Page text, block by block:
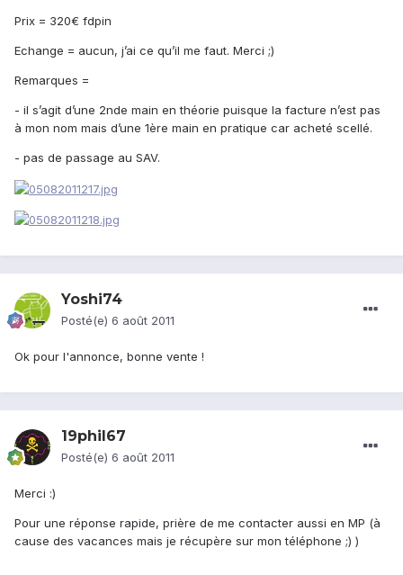
Prix = 320€ fdpin
Echange = aucun, j’ai ce qu’il me faut. Merci ;)
Remarques =
- il s’agit d’une 2nde main en théorie puisque la facture n’est pas
à mon nom mais d’une 1ère main en pratique car acheté scellé.
- pas de passage au SAV.
Yoshi74
Posté(e) 6 août 2011
Ok pour l'annonce, bonne vente !
19phil67
Posté(e) 6 août 2011
Merci :)
Pour une réponse rapide, prière de me contacter aussi en MP (à
cause des vacances mais je récupère sur mon téléphone ;) )